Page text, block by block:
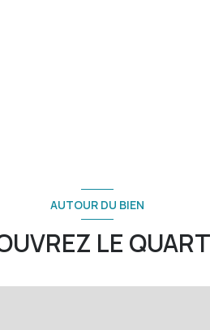
AUTOUR DU BIEN
LE